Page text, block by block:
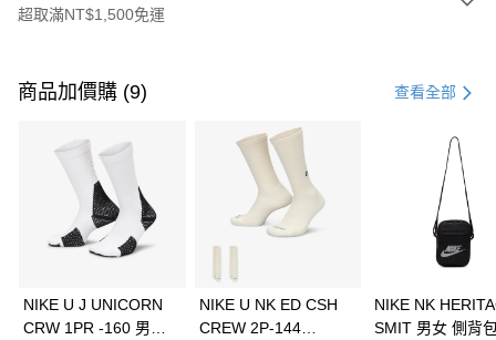
超取滿NT$1,500免運
信用卡一次付款
3 期 0 利率 每期 21家銀行
合作金庫商業銀行
第一商業銀行
華南商業銀行
彰化商業銀行
上海商業儲蓄銀行
Apple Pay
全盈+PAY
商品加價購 (9) 查看全部
NIKE U J UNICORN
CRW 1PR -160 男女
NIKE U NK ED CSH
CREW 2P-144
NIKE NK
SMIT 男女 側背